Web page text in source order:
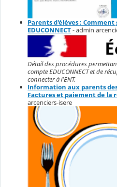
Parents d'élèves :
EDUCONNECT- admin
Détail des procédures
compte EDUCONNECT et de
connecter à l'ENT.
Information aux parents
Factures et paiement de la
arcenciers-isere